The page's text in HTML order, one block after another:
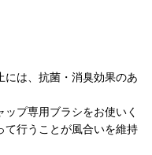
は、抗菌・消臭効果のあ
プ専用ブラシをお使いく
て行うことが風合いを維持